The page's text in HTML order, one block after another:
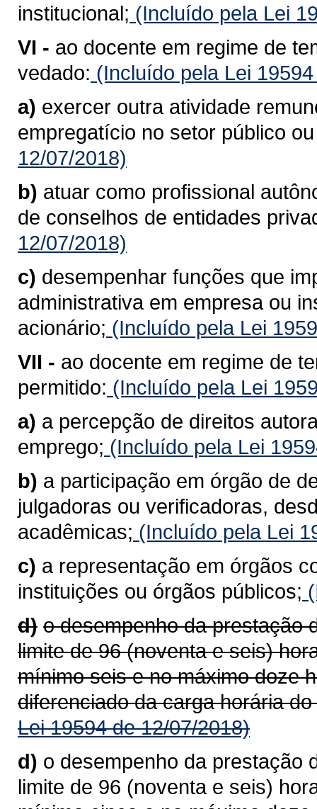
institucional; (Incluído pela Lei
VI - ao docente em regime de
vedado: (Incluído pela Lei
a) exercer outra atividade
empregatício no setor público
12/07/2018)
b) atuar como profissional
de conselhos de entidades
12/07/2018)
c) desempenhar funções que
administrativa em empresa ou
acionário; (Incluído pela Lei
VII - ao docente em regime de
permitido: (Incluído pela Lei
a) a percepção de direitos
emprego; (Incluído pela Lei
b) a participação em órgão de
julgadoras ou verificadoras,
acadêmicas; (Incluído pela Lei
c) a representação em órgãos
instituições ou órgãos públicos;
d) o desempenho da prestação
limite de 96 (noventa e seis)
mínimo seis e no máximo doze
diferenciado da carga horária
Lei 19594 de 12/07/2018)
d) o desempenho da prestação
limite de 96 (noventa e seis)